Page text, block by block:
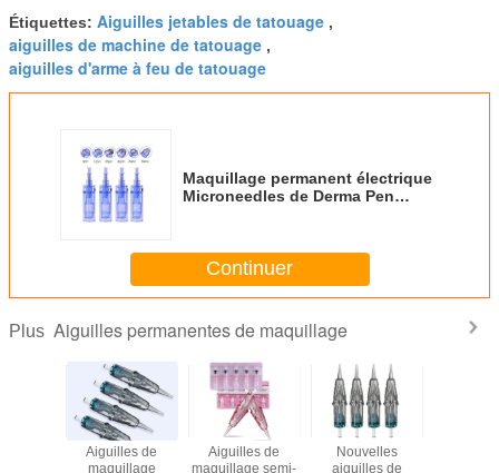
Étiquettes: Aiguilles jetables de tatouage ,
aiguilles de machine de tatouage ,
aiguilles d'arme à feu de tatouage
Maquillage permanent électrique
Microneedles de Derma Pen
Continuer
Plus Aiguilles permanentes de maquillage
Aiguilles de
maquillage
Aiguilles de
maquillage semi-
Nouvelles
aiguilles de